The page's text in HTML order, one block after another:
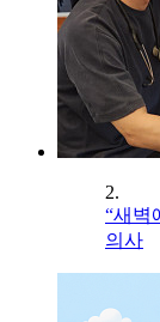
2.
“새벽
의사